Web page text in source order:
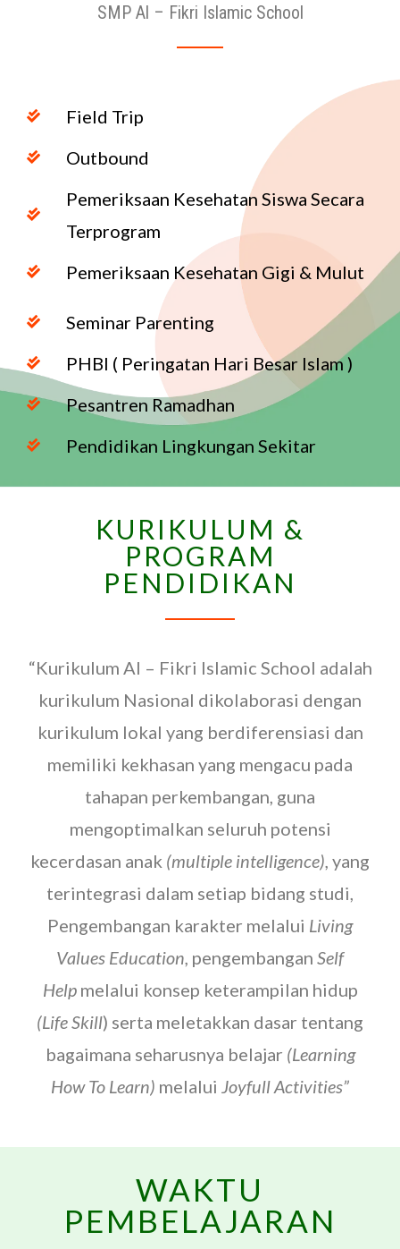
SMP Al – Fikri Islamic School
Field Trip
Outbound
Pemeriksaan Kesehatan Siswa Secara
Terprogram
Pemeriksaan Kesehatan Gigi & Mulut
Seminar Parenting
PHBI ( Peringatan Hari Besar Islam )
Pesantren Ramadhan
Pendidikan Lingkungan Sekitar
KURIKULUM &
PROGRAM
PENDIDIKAN
“Kurikulum Al – Fikri Islamic School adalah
kurikulum Nasional dikolaborasi dengan
kurikulum lokal yang berdiferensiasi dan
memiliki kekhasan yang mengacu pada
tahapan perkembangan, guna
mengoptimalkan seluruh potensi
kecerdasan anak (multiple intelligence), yang
terintegrasi dalam setiap bidang studi,
Pengembangan karakter melalui Living
Values Education, pengembangan Self
Help melalui konsep keterampilan hidup
(Life Skill) serta meletakkan dasar tentang
bagaimana seharusnya belajar (Learning
How To Learn) melalui Joyfull Activities”
WAKTU
PEMBELAJARAN